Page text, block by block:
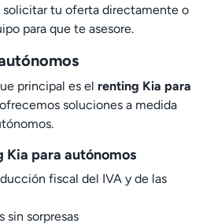
solicitar tu oferta directamente o
para que te asesore.
principal es el renting Kia para
soluciones a medida
Kia para autónomos
fiscal del IVA y de las
sin sorpresas